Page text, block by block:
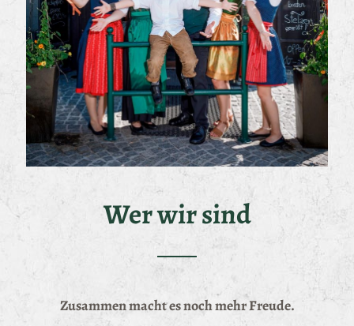
Wer wir sind
Zusammen macht es noch mehr Freude.